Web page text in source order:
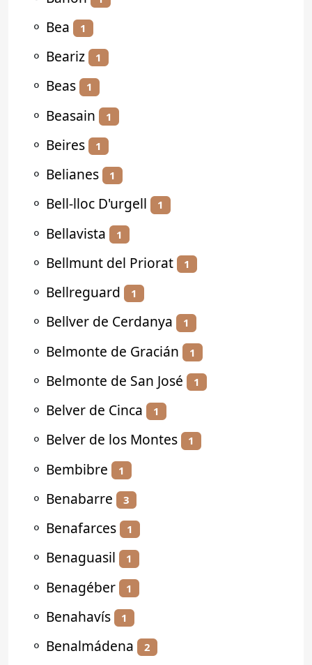
⚬ Bea 1
⚬ Beariz 1
⚬ Beas 1
⚬ Beasain 1
⚬ Beires 1
⚬ Belianes 1
⚬ Bell-lloc D'urgell 1
⚬ Bellavista 1
⚬ Bellmunt del Priorat 1
⚬ Bellreguard 1
⚬ Bellver de Cerdanya 1
⚬ Belmonte de Gracián 1
⚬ Belmonte de San José 1
⚬ Belver de Cinca 1
⚬ Belver de los Montes 1
⚬ Bembibre 1
⚬ Benabarre 3
⚬ Benafarces 1
⚬ Benaguasil 1
⚬ Benagéber 1
⚬ Benahavís 1
⚬ Benalmádena 2